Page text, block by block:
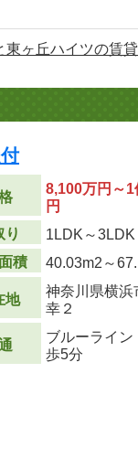
東ヶ丘ハイツの賃
8,100万円～
円
り
1LDK～3LDK
積
40.03m2 ～
地
神奈川県横浜
幸２
ブルーライン
歩5分